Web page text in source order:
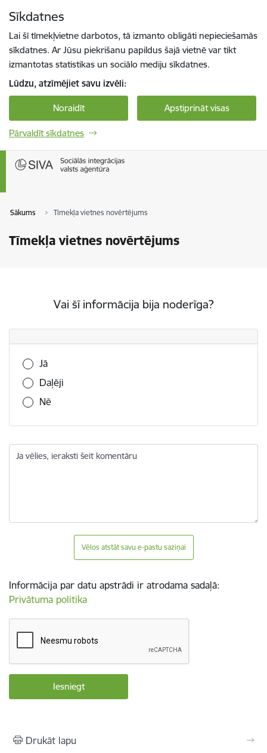
Sīkdatnes
Lai šī tīmekļvietne darbotos, tā izmanto obligāti nepieciešamās
sīkdatnes. Ar Jūsu piekrišanu papildus šajā vietnē var tikt
izmantotas statistikas un sociālo mediju sīkdatnes.
Lūdzu, atzīmējiet savu izvēli:
Noraidīt Apstiprināt visas
Pārvaldīt sīkdatnes
Sākums Tīmekļa vietnes novērtējums
Tīmekļa vietnes novērtējums
Vai šī informācija bija noderīga?
Vai šī informācija bija noderīga?
Jā
Daļēji
Nē
Ja vēlies, ieraksti šeit komentāru
Vēlos atstāt savu e-pastu saziņai
Informācija par datu apstrādi ir atrodama sadaļā:
Privātuma politika
Drukāt lapu